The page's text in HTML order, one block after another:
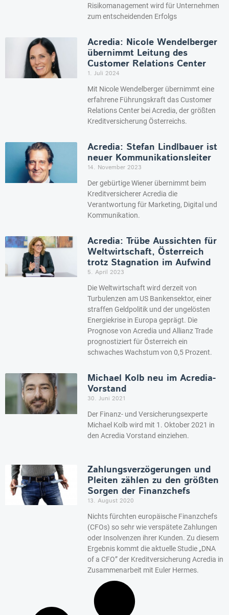
Risikomanagement wird für Unternehmen
zum entscheidenden Erfolgs
Acredia: Nicole Wendelberger
übernimmt Leitung des
Customer Relations Center
1. Juli 2024
Mit Nicole Wendelberger übernimmt eine
erfahrene Führungskraft das Customer
Relations Center bei Acredia, der größten
Kreditversicherung Österreichs.
Acredia: Stefan Lindlbauer ist
neuer Kommunikationsleiter
14. November 2023
Der gebürtige Wiener übernimmt beim
Kreditversicherer Acredia die
Verantwortung für Marketing, Digital und
Kommunikation.
Acredia: Trübe Aussichten für
Weltwirtschaft, Österreich
trotz Stagnation im Aufwind
5. April 2023
Die Weltwirtschaft wird derzeit von
Turbulenzen am US Bankensektor, einer
straffen Geldpolitik und der ungelösten
Energiekrise in Europa geprägt. Die
Prognose von Acredia und Allianz Trade
prognostiziert für Österreich ein
schwaches Wachstum von 0,5 Prozent.
Michael Kolb neu im Acredia-
Vorstand
30. Juni 2021
Der Finanz- und Versicherungsexperte
Michael Kolb wird mit 1. Oktober 2021 in
den Acredia Vorstand einziehen.
Zahlungsverzögerungen und
Pleiten zählen zu den größten
Sorgen der Finanzchefs
13. August 2020
Nichts fürchten europäische Finanzchefs
(CFOs) so sehr wie verspätete Zahlungen
oder Insolvenzen ihrer Kunden. Zu diesem
Ergebnis kommt die aktuelle Studie „DNA
of a CFO” der Kreditversicherung Acredia in
Zusammenarbeit mit Euler Hermes.